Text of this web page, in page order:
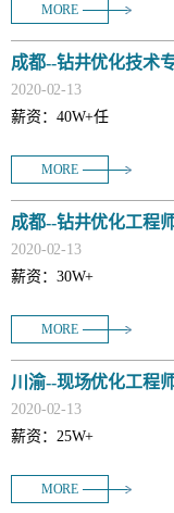
MORE
成都--钻井优化技术
2020-02-13
薪资：40W+任
MORE
成都--​钻井优化工程
2020-02-13
薪资：30W+
MORE
川渝--现场优化工程
2020-02-13
薪资：25W+
MORE